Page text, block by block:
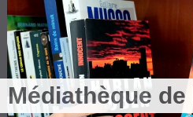
Médiathèque